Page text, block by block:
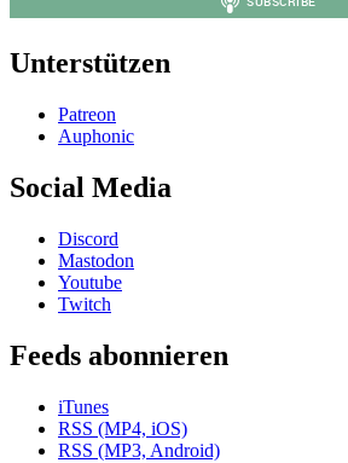
Unterstützen
Patreon
Auphonic
Social Media
Discord
Mastodon
Youtube
Twitch
Feeds abonnieren
iTunes
RSS (MP4, iOS)
RSS (MP3, Android)